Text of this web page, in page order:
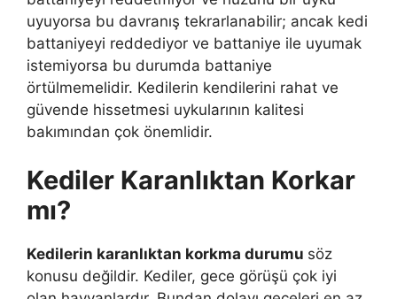
uyuyorsa bu davranış tekrarlanabilir; ancak kedi
battaniyeyi reddediyor ve battaniye ile uyumak
istemiyorsa bu durumda battaniye
örtülmemelidir. Kedilerin kendilerini rahat ve
güvende hissetmesi uykularının kalitesi
bakımından çok önemlidir.
Kediler Karanlıktan Korkar
mı?
Kedilerin karanlıktan korkma durumu söz
konusu değildir. Kediler, gece görüşü çok iyi